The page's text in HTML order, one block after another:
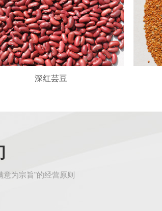
深红芸豆
为宗旨”的经营原则